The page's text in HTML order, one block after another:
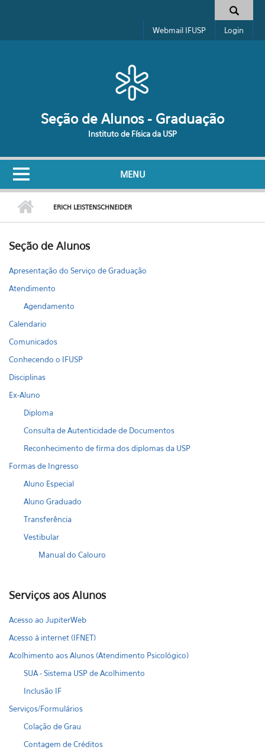
Formulário de busca
Webmail IFUSP Login
Seção de Alunos - Graduação
Instituto de Física da USP
MENU
ERICH LEISTENSCHNEIDER
Seção de Alunos
Apresentação do Serviço de Graduação
Atendimento
Agendamento
Calendario
Comunicados
Conhecendo o IFUSP
Disciplinas
Ex-Aluno
Diploma
Consulta de Autenticidade de Documentos
Reconhecimento de firma dos diplomas da USP
Formas de Ingresso
Aluno Especial
Aluno Graduado
Transferência
Vestibular
Manual do Calouro
Serviços aos Alunos
Acesso ao JupiterWeb
Acesso à internet (IFNET)
Acolhimento aos Alunos (Atendimento Psicológico)
SUA - Sistema USP de Acolhimento
Inclusão IF
Serviços/Formulários
Colação de Grau
Contagem de Créditos